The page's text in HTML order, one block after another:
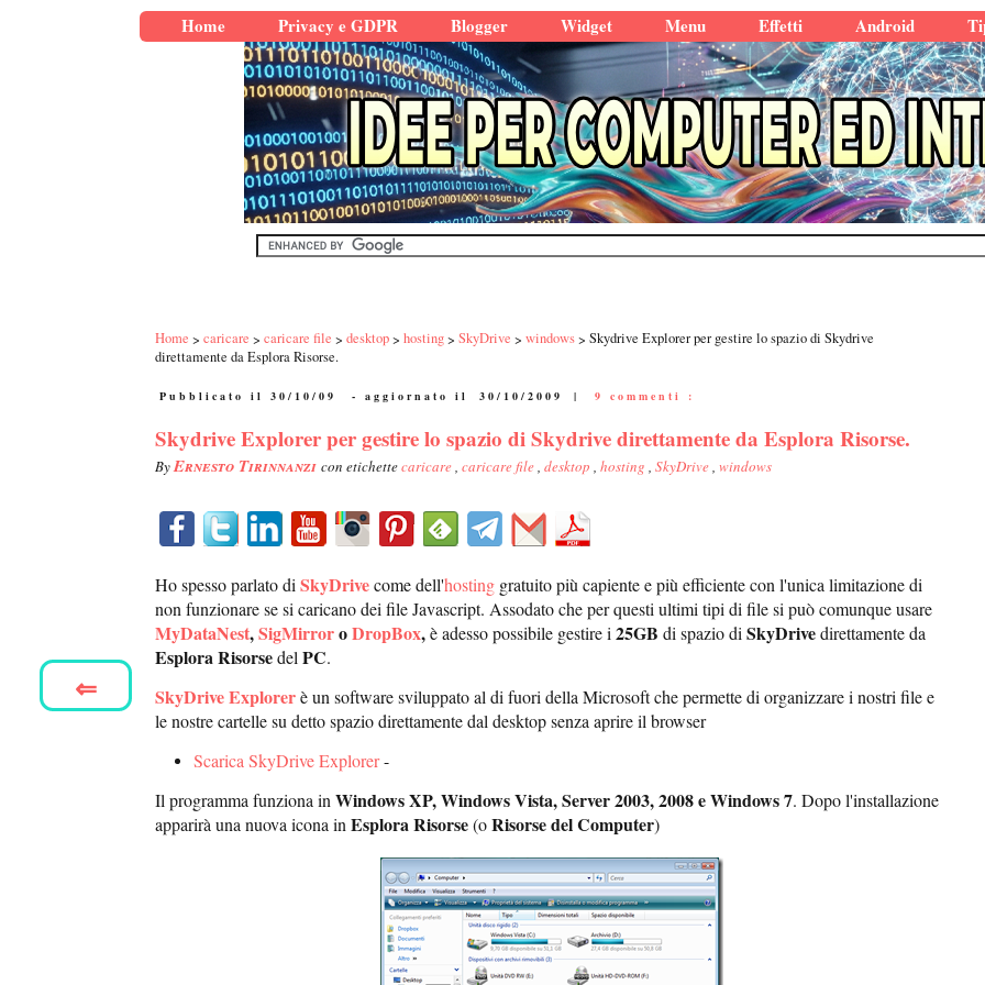
Home Privacy e GDPR Blogger Widget Menu Effetti Android
Home caricare caricare file desktop hosting SkyDrive windows
Skydrive Explorer per gestire lo spazio di Skydrive
direttamente da Esplora Risorse.
Pubblicato il 30/10/09 - aggiornato il 30/10/2009 | 9 commenti :
Skydrive Explorer per gestire lo spazio di Skydrive direttamente da Esplora Risorse.
ByErnesto Tirinnanzi con etichettecaricare, caricare file, desktop , hosting , SkyDrive, windows
Ho spesso parlato di SkyDrivecome dell'hosting gratuito più capiente e più efficiente con l'unica limitazione di
non funzionare se si caricano dei file Javascript. Assodato che per questi ultimi tipi di file si può comunque usare
MyDataNest,SigMirroroDropBox,è adesso possibile gestire i 25GB di spazio di SkyDrivedirettamente da
Esplora Risorsedel PC.
SkyDrive Explorerè un software sviluppato al di fuori della Microsoft che permette di organizzare i nostri file e
le nostre cartelle su detto spazio direttamente dal desktop senza aprire il browser
Scarica SkyDrive Explorer-
Il programma funziona in Windows XP, Windows Vista, Server 2003, 2008 e Windows 7. Dopo l'installazione
apparirà una nuova icona in Esplora Risorse(oRisorse del Computer)
⇐